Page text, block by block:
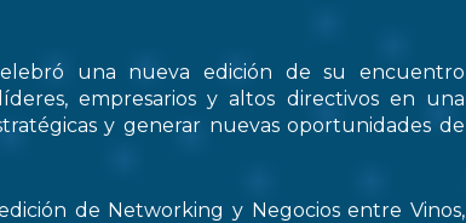
una nueva edición de su encuentro
empresarios y altos directivos en una
y generar nuevas oportunidades de
de Networking y Negocios entre Vinos,